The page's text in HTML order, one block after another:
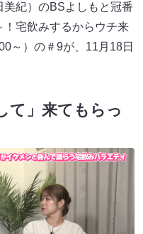
紀）のBSよしもと冠番
宅飲みするからウチ来
～）の＃9が、11月18日
て」来てもらっ